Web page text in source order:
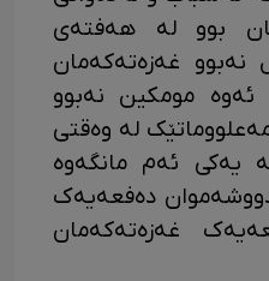
بوو لە هەفتەی
نەبوو غەزەتەکەمان
ئەوە مومکین نەبوو
لە وەقتی
یەکی ئەم مانگەوە
دەفعەیەک
غەزەتەکەمان